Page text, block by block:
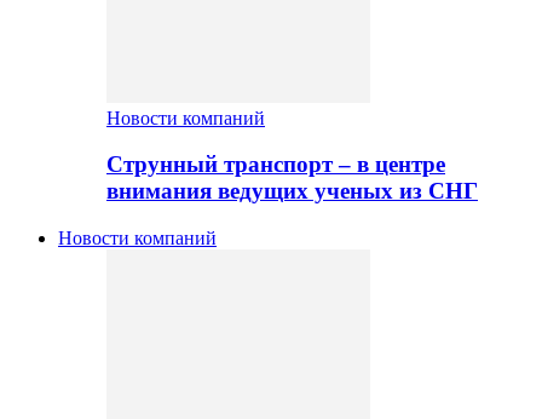
Новости компаний
Струнный транспорт – в центре
внимания ведущих ученых из СНГ
Новости компаний